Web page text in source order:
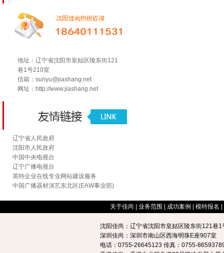
地址：辽宁省沈阳市皇姑区陵东街121
巷1号210室
信箱：sunyu@jiashang.net
网址： http://www.jiashang.net
辽宁省人民政府
沈阳市人民政府
中国中央电视台
辽宁广播电视台
英特企业在线专业网站建设服务
中国广播器材演艺东北区(EAW事业部)
关于佳尚 业务范围 成功案例 模特报名
沈阳佳尚：辽宁省沈阳市皇姑区陵东街121巷1
深圳佳尚：深圳市南山区西海明珠E座907室
电话：0755-26645123 传真：0755-